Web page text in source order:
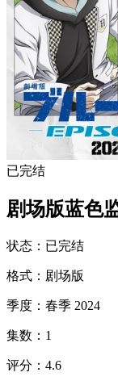
已完结
剧场版蓝色
状态 ： 已完结
格式 ： 剧场版
季度 ： 春季 2024
集数 ： 1
评分 ： 4.6